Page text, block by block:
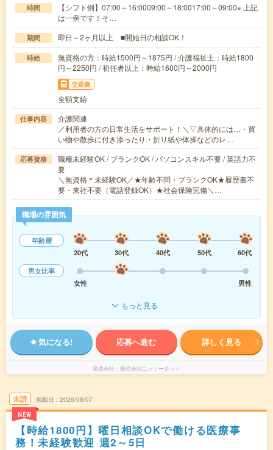
時間
【シフト例】07:00～16:0009:00～18:0017:00～09:00※ 上記
は一例です！そ…
期間 即日～2ヶ月以上 ■開始日の相談OK！
時給
無資格の方：時給1500円～1875円 / 介護福祉士：時給1800
円～2250円 / 初任者以上：時給1600円～2000円
交通費
全額支給
仕事内容
介護関連
／利用者の方の日常生活をサポート！＼▽具体的には…・買
い物や散歩に付き添ったり・折り紙や体操などのレ…
応募資格
職種未経験OK / ブランクOK / パソコンスキル不要 / 英語力不
要
＼無資格＊未経験OK／★年齢不問・ブランクOK★履歴書不
要・来社不要（電話登録OK）★社会保険完備＼…
職場の雰囲気
年齢層
20代
30代 40代 50代
60代
男女比率
女性
男性
もっと見る
気になる! 応募へ進む 詳しく見る
派遣会社 株式会社ニッソーネット
未読
NEW
掲載日 2026/08/07
【時給1800円】曜日相談OKで働ける医療事
務！未経験歓迎 週2～5日